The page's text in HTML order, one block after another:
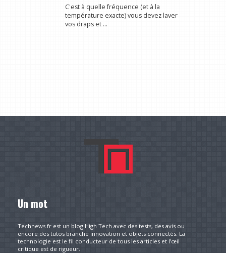
C'est à quelle fréquence (et à la
température exacte) vous devez laver
vos draps et ...
Un mot
Technews.fr est un blog High Tech avec des tests, des avis ou
encore des tutos branché innovation et objets connectés. La
technologie est le fil conducteur de tous les articles et l’œil
critique est de rigueur.